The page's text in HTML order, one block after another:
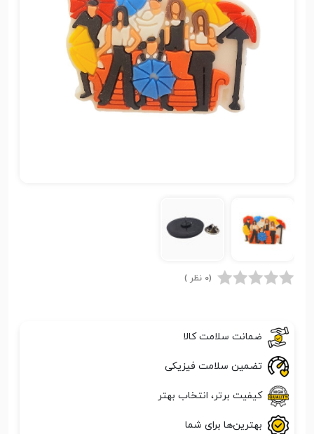
(0 نظر )
ضمانت سلامت کالا
تضمین سلامت فیزیکی
کیفیت برتر، انتخاب بهتر
بهترین‌ها برای شما